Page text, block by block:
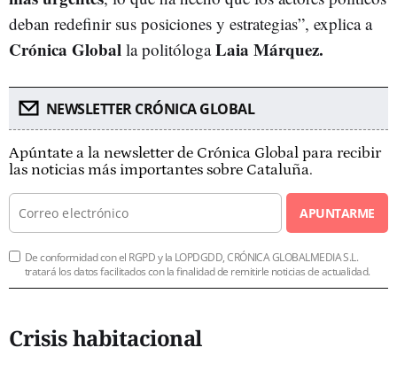
deban redefinir sus posiciones y estrategias”, explica a
Crónica Global la politólogaLaia Márquez.
NEWSLETTER CRÓNICA GLOBAL
Apúntate a la newsletter de Crónica Global para recibir
las noticias más importantes sobre Cataluña.
APUNTARME
De conformidad con el RGPD y la LOPDGDD, CRÓNICA GLOBALMEDIA S.L.
tratará los datos facilitados con la finalidad de remitirle noticias de actualidad.
Crisis habitacional